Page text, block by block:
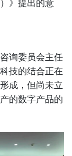
询委员会主任
技的结合正在
成，但尚未立
的数字产品的